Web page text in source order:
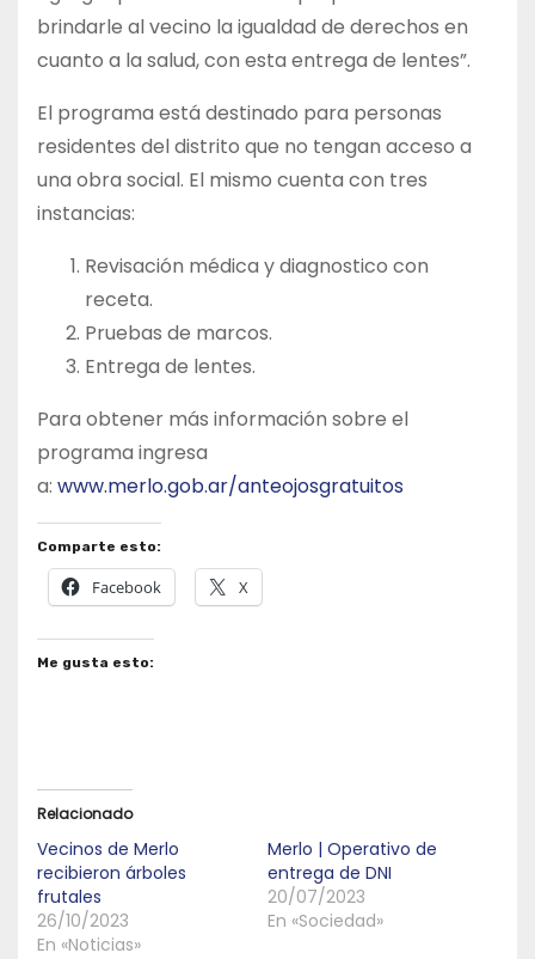
brindarle al vecino la igualdad de derechos en
cuanto a la salud, con esta entrega de lentes”.
El programa está destinado para personas
residentes del distrito que no tengan acceso a
una obra social. El mismo cuenta con tres
instancias:
Revisación médica y diagnostico con
receta.
Pruebas de marcos.
Entrega de lentes.
Para obtener más información sobre el
programa ingresa
a: www.merlo.gob.ar/anteojosgratuitos
Comparte esto:
Facebook X
Me gusta esto:
Relacionado
Vecinos de Merlo
recibieron árboles
frutales
26/10/2023
En «Noticias»
Merlo | Operativo de
entrega de DNI
20/07/2023
En «Sociedad»